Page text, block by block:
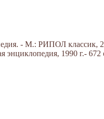
- М.: РИПОЛ классик,
1990 г.- 672